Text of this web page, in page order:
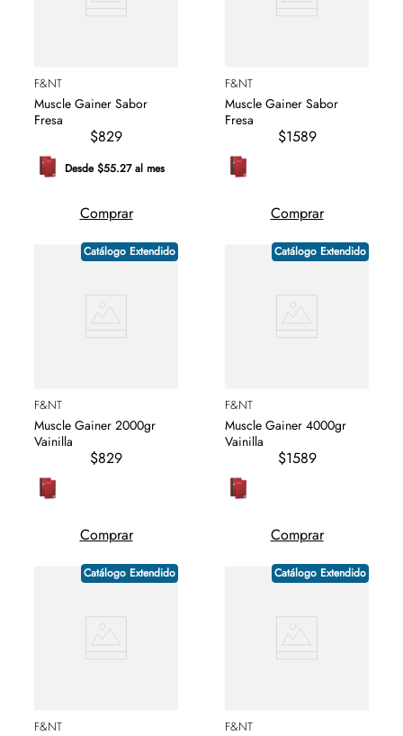
F&NT
Muscle Gainer Sabor
Fresa
$829
Desde $55.27 al mes
Comprar
F&NT
Muscle Gainer Sabor
Fresa
$1589
Comprar
Catálogo Extendido
F&NT
Muscle Gainer 2000gr
Vainilla
$829
Comprar
Catálogo Extendido
F&NT
Muscle Gainer 4000gr
Vainilla
$1589
Comprar
Catálogo Extendido
F&NT
Catálogo Extendido
F&NT